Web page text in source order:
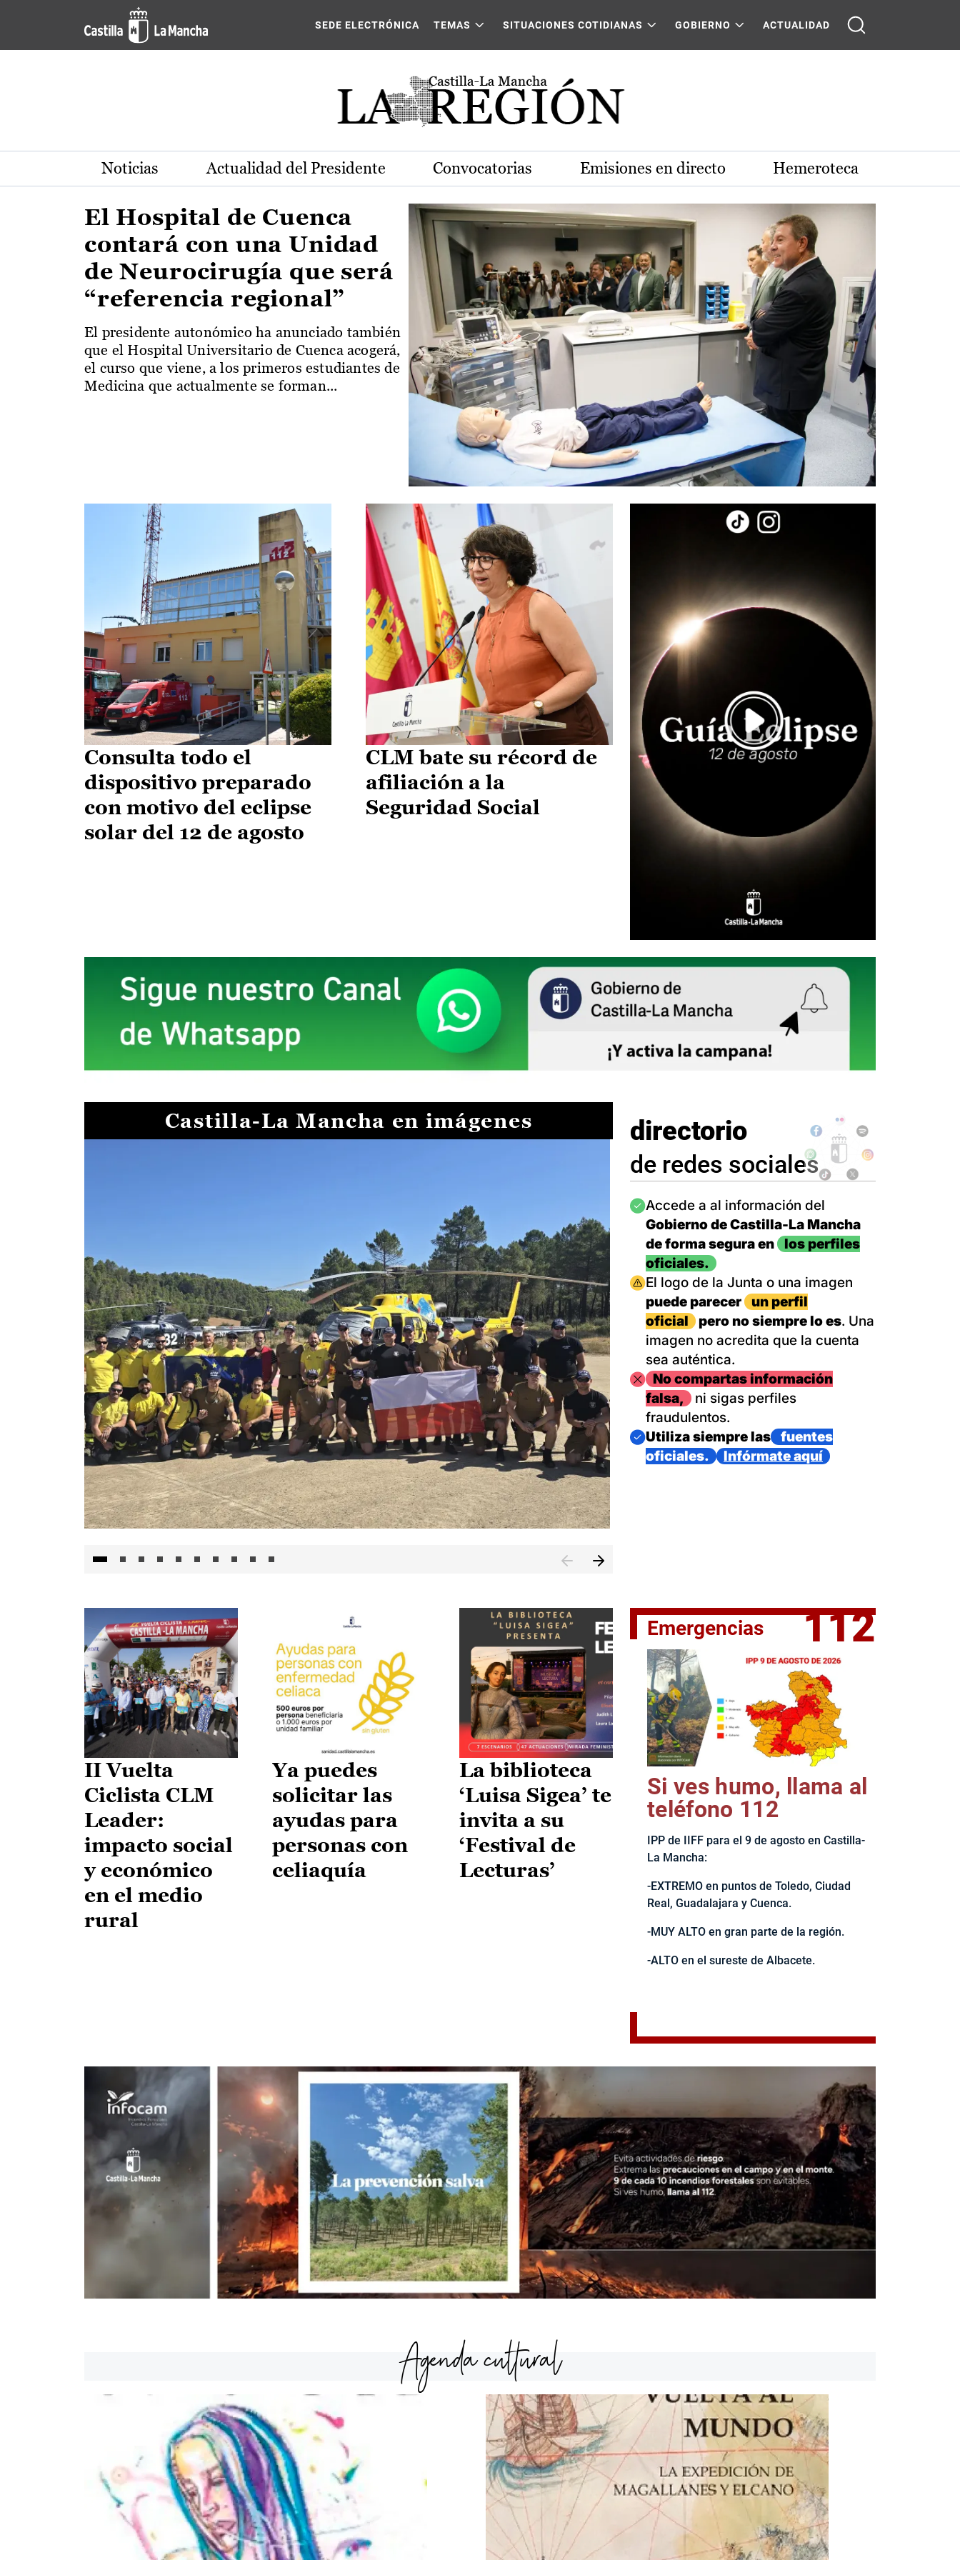
Pasar al contenido principal
Actualidad de la región de Castilla-La Mancha
SEDE ELECTRÓNICA TEMAS SITUACIONES COTIDIANAS GOBIERNO ACTUALIDAD
Noticias Actualidad del Presidente Convocatorias Emisiones en directo Hemeroteca
El Hospital de Cuenca
contará con una Unidad
de Neurocirugía que será
“referencia regional”
El presidente autonómico ha anunciado también
que el Hospital Universitario de Cuenca acogerá,
el curso que viene, a los primeros estudiantes de
Medicina que actualmente se forman...
Consulta todo el
dispositivo preparado
con motivo del eclipse
solar del 12 de agosto
CLM bate su récord de
afiliación a la
Seguridad Social
Castilla-La Mancha en imágenes
II Vuelta Ciclista CLM LEADER
directorio
de redes sociales
Imagen
Accede a al información del
Gobierno de Castilla-La Mancha
de forma segura en
los perfiles
oficiales.
Imagen
El logo de la Junta o una imagen
puede parecer
un perfil
oficial
pero no siempre lo es. Una
imagen no acredita que la cuenta
sea auténtica.
ImagenNo compartas información
falsa,
ni sigas perfiles
fraudulentos.
Imagen
Utiliza siempre las
fuentes
oficiales.
Infórmate aquí
II Vuelta
Ciclista CLM
Leader:
impacto social
y económico
en el medio
rural
Ya puedes
solicitar las
ayudas para
personas con
celiaquía
La biblioteca
‘Luisa Sigea’ te
invita a su
‘Festival de
Lecturas’
Emergencias 112
Si ves humo, llama al
teléfono 112
IPP de IIFF para el 9 de agosto en Castilla-
La Mancha:
-EXTREMO en puntos de Toledo, Ciudad
Real, Guadalajara y Cuenca.
-MUY ALTO en gran parte de la región.
-ALTO en el sureste de Albacete.
Agenda cultural